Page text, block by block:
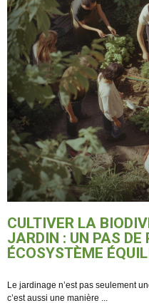
CULTIVER LA
JARDIN : UN PAS DE
ÉCOSYSTÈME
Le jardinage n’est pas seulement
c’est aussi une manière ...